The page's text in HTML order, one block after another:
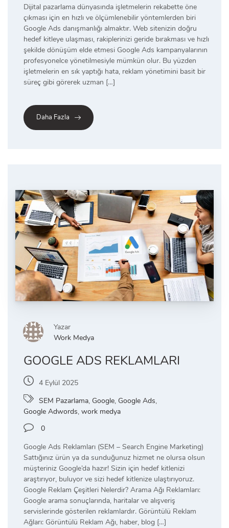
Dijital pazarlama dünyasında işletmelerin rekabette öne
çıkması için en hızlı ve ölçümlenebilir yöntemlerden biri
Google Ads danışmanlığı almaktır. Web sitenizin doğru
hedef kitleye ulaşması, rakiplerinizi geride bırakması ve hızlı
şekilde dönüşüm elde etmesi Google Ads kampanyalarının
profesyonelce yönetilmesiyle mümkün olur. Bu yüzden
işletmelerin en sık yaptığı hata, reklam yönetimini basit bir
süreç gibi görerek uzman […]
Daha Fazla
Yazar
Work Medya
GOOGLE ADS REKLAMLARI
4 Eylül 2025
SEM Pazarlama, Google, Google Ads,
Google Adwords, work medya
0
Google Ads Reklamları (SEM – Search Engine Marketing)
Sattığınız ürün ya da sunduğunuz hizmet ne olursa olsun
müşteriniz Google’da hazır! Sizin için hedef kitlenizi
araştırıyor, buluyor ve sizi hedef kitlenize ulaştırıyoruz.
Google Reklam Çeşitleri Nelerdir? Arama Ağı Reklamları:
Google arama sonuçlarında, haritalar ve alışveriş
servislerinde gösterilen reklamlardır. Görüntülü Reklam
Ağları: Görüntülü Reklam Ağı, haber, blog […]